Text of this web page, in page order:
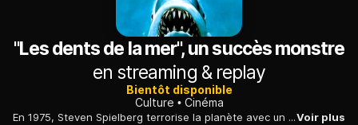
"Les dents de la mer", un succès monstre
en streaming & replay
Bientôt disponible
Culture
Cinéma
En 1975, Steven Spielberg terrorise la planète avec un requin tueur. Retour sur le tournage épique d'un film dont le succès a métamorphosé l'industrie du cinéma.Voir plus